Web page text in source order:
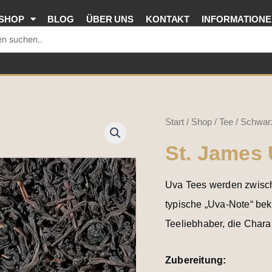
BLOG ÜBER UNS KONTAKT
Start/ Shop/Tee/
St. James
Uva Tees werden
typische „Uva-Note“
Teeliebhaber, die
Zubereitung:
St.
Uva
Menge